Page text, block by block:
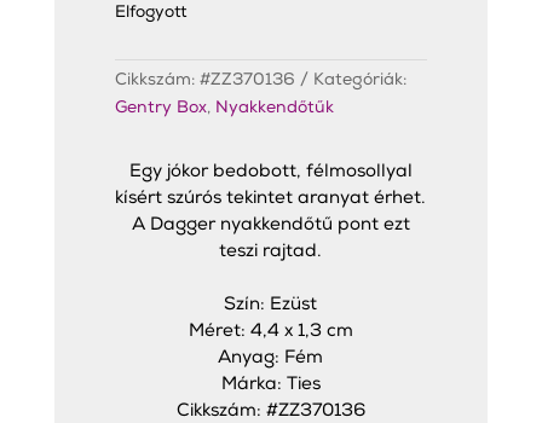
Elfogyott
Cikkszám: #ZZ370136
Kategóriák:
Gentry Box, Nyakkendőtűk
Egy jókor bedobott, félmosollyal
kísért szúrós tekintet aranyat érhet.
A Dagger nyakkendőtű pont ezt
teszi rajtad.
Szín: Ezüst
Méret: 4,4 x 1,3 cm
Anyag: Fém
Márka: Ties
Cikkszám: #ZZ370136